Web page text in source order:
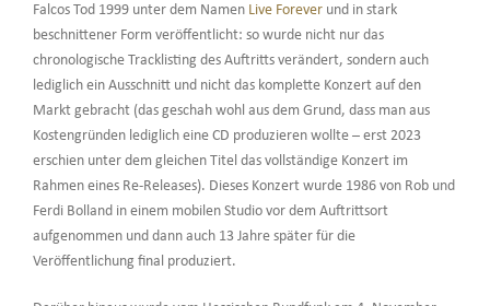
Falcos Tod 1999 unter dem Namen Live Foreverund in stark
beschnittener Form veröffentlicht: so wurde nicht nur das
chronologische Tracklisting des Auftritts verändert, sondern auch
lediglich ein Ausschnitt und nicht das komplette Konzert auf den
Markt gebracht (das geschah wohl aus dem Grund, dass man aus
Kostengründen lediglich eine CD produzieren wollte – erst 2023
erschien unter dem gleichen Titel das vollständige Konzert im
Rahmen eines Re-Releases). Dieses Konzert wurde 1986 von Rob und
Ferdi Bolland in einem mobilen Studio vor dem Auftrittsort
aufgenommen und dann auch 13 Jahre später für die
Veröffentlichung final produziert.